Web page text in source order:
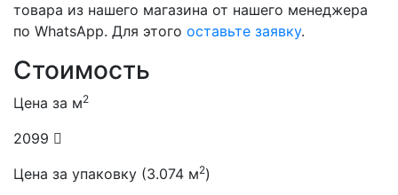
товара из нашего магазина от нашего менеджера
по WhatsApp. Для этого оставьте заявку.
Стоимость
Цена за м2
2099
Цена за упаковку (3.074 м2)